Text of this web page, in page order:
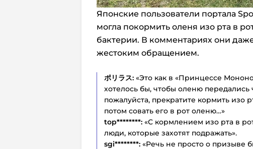
Японские пользователи портала
могла покормить оленя изо рта в
бактерии. В комментариях они
жестоким обращением.
ポリラス: «Это как в «Принцессе
хотелось бы, чтобы оленю
пожалуйста, прекратите кормить изо
потом совать его в рот оленю…»
top********: «С кормлением изо рта в
люди, которые захотят подражать».
sgi********: «Речь не просто о призыве